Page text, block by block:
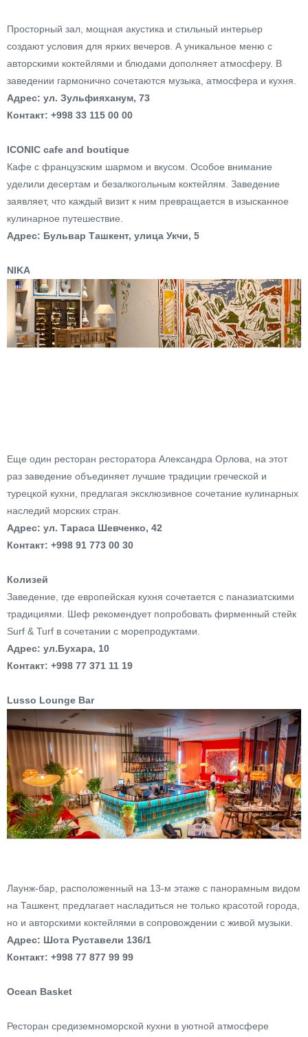
Просторный зал, мощная акустика и стильный интерьер
создают условия для ярких вечеров. А уникальное меню с
авторскими коктейлями и блюдами дополняет атмосферу. В
заведении гармонично сочетаются музыка, атмосфера и кухня.
Адрес: ул. Зульфияханум, 73
Контакт: +998 33 115 00 00
ICONIC cafe and boutique
Кафе с французским шармом и вкусом. Особое внимание
уделили десертам и безалкогольным коктейлям. Заведение
заявляет, что каждый визит к ним превращается в изысканное
кулинарное путешествие.
Адрес: Бульвар Ташкент, улица Укчи, 5
NIKA
Еще один ресторан ресторатора Александра Орлова, на этот
раз заведение объединяет лучшие традиции греческой и
турецкой кухни, предлагая эксклюзивное сочетание кулинарных
наследий морских стран.
Адрес: ул. Тараса Шевченко, 42
Контакт: +998 91 773 00 30
Колизей
Заведение, где европейская кухня сочетается с паназиатскими
традициями. Шеф рекомендует попробовать фирменный стейк
Surf & Turf в сочетании с морепродуктами.
Адрес: ул.Бухара, 10
Контакт: +998 77 371 11 19
Lusso Lounge Bar
Лаунж-бар, расположенный на 13-м этаже с панорамным видом
на Ташкент, предлагает насладиться не только красотой города,
но и авторскими коктейлями в сопровождении с живой музыки.
Адрес: Шота Руставели 136/1
Контакт: +998 77 877 99 99
Ocean Basket
Ресторан средиземноморской кухни в уютной атмосфере